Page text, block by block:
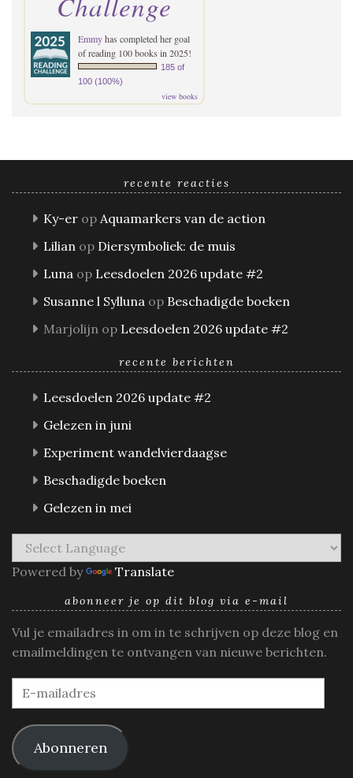
Emmyhas completed her goal
of reading 100 books in 2025!
185 of
100 (100%)
view books
recente reacties
Ky-er op Aquamarkers van de action
Lilian op Diersymboliek: de muis
Luna op Leesdoelen 2026 update #2
Susanne l Sylluna op Beschadigde boeken
Marjolijn op Leesdoelen 2026 update #2
recente berichten
Leesdoelen 2026 update #2
Gelezen in juni
Experiment wandelvierdaagse
Beschadigde boeken
Gelezen in mei
Powered by Translate
abonneer je op dit blog via e-mail
Vul je emailadres in om in te schrijven op deze blog en
emailmeldingen te ontvangen van nieuwe berichten.
E-
mailadres
Abonneren